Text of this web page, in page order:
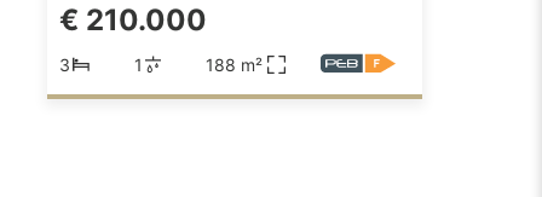
€ 210.000
3 1 188 m²